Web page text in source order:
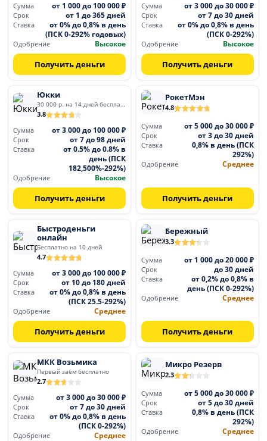
Сумма
от 1 000 до 100 000 ₽
Срок от 1 до 365 дней
Ставка
от 0% до 0,8% в день
(ПСК 0-292% годовых)
Одобрение Высокое
Получить деньги
Сумма
от 3 000 до 30 000 ₽
Срок от 7 до 30 дней
Ставка
от 0% до 0,8% в день
(ПСК 0-292%)
Одобрение Высокое
Получить деньги
Юкки
30 000 р. на 14 дней бесплатно
3.8
Сумма
от 3 000 до 100 000 ₽
Срок от 7 до 98 дней
Ставка
от 0.5% до 0.8% в
день (ПСК
182,500%-292%)
Одобрение Высокое
Получить деньги
РокетМэн
4.8
Сумма от 5 000 до 30 000 ₽
Срок от 3 до 30 дней
Ставка
0,8% в день (ПСК
292%)
Одобрение Среднее
Получить деньги
Быстроденьги
онлайн
Бесплатно на 10 дней
4.7
Сумма
от 3 000 до 100 000 ₽
Срок от 10 до 180 дней
Ставка
от 0% до 0,8% в день
(ПСК 25.5-292%)
Одобрение Среднее
Получить деньги
Бережный
3.3
Сумма от 1 000 до 20 000 ₽
Срок до 30 дней
Ставка
от 0,2% до 0,8% в
день (ПСК 0-292%)
Одобрение Среднее
Получить деньги
МКК Возьмика
Первый заём бесплатно
2.7
Сумма
от 3 000 до 30 000 ₽
Срок от 7 до 30 дней
Ставка
от 0% до 0,8% в день
(ПСК 0-292%)
Одобрение Среднее
Микро Резерв
2.3
Сумма от 5 000 до 30 000 ₽
Срок от 5 до 30 дней
Ставка
0,8% в день (ПСК
292%)
Одобрение Среднее